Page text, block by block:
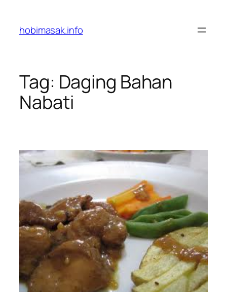
content
hobimasak.info
Tag: Daging Bahan
Nabati